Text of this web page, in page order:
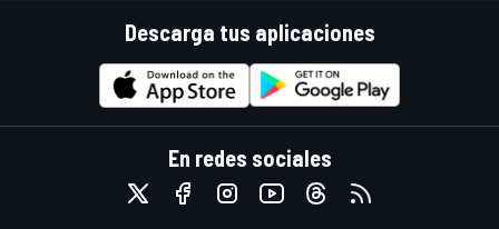
Descarga tus aplicaciones
En redes sociales